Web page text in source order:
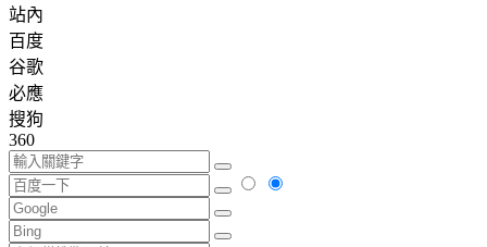
站內
百度
谷歌
必應
搜狗
360